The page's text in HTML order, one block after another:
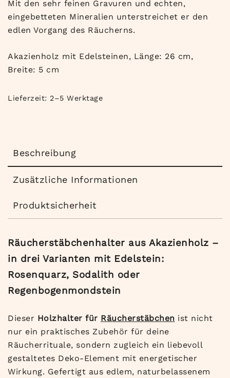
Mit den sehr feinen Gravuren und echten,
eingebetteten Mineralien unterstreichet er den
edlen Vorgang des Räucherns.
Akazienholz mit Edelsteinen, Länge: 26 cm,
Breite: 5 cm
Lieferzeit: 2–5 Werktage
Beschreibung
Zusätzliche Informationen
Produktsicherheit
Räucherstäbchenhalter aus Akazienholz –
in drei Varianten mit Edelstein:
Rosenquarz, Sodalith oder
Regenbogenmondstein
Dieser Holzhalter für Räucherstäbchen ist nicht
nur ein praktisches Zubehör für deine
Räucherrituale, sondern zugleich ein liebevoll
gestaltetes Deko-Element mit energetischer
Wirkung. Gefertigt aus edlem, naturbelassenem